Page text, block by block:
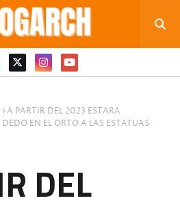
A PARTIR DEL 2023 ESTARA
EN EL ORTO A LAS ESTATUAS
DEL